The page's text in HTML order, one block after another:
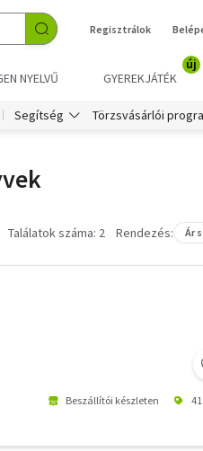
Regisztrálok
NYELVŰ GYEREKJÁTÉK
új
Segítség Törzsvásárlói
Találatok száma: 2 Rendezés: Ár
Beszállítói készleten